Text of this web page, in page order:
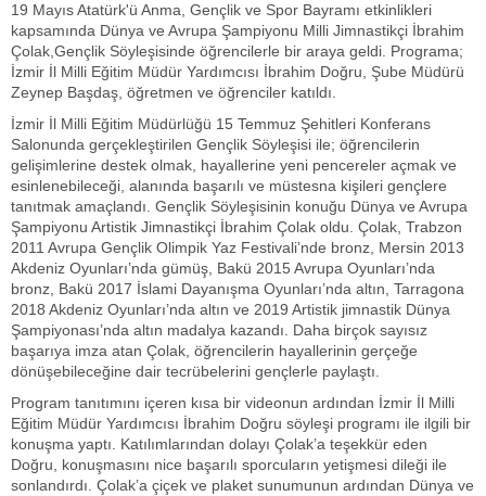
19 Mayıs Atatürk'ü Anma, Gençlik ve Spor Bayramı etkinlikleri
kapsamında Dünya ve Avrupa Şampiyonu Milli Jimnastikçi İbrahim
Çolak,Gençlik Söyleşisinde öğrencilerle bir araya geldi. Programa;
İzmir İl Milli Eğitim Müdür Yardımcısı İbrahim Doğru, Şube Müdürü
Zeynep Başdaş, öğretmen ve öğrenciler katıldı.
İzmir İl Milli Eğitim Müdürlüğü 15 Temmuz Şehitleri Konferans
Salonunda gerçekleştirilen Gençlik Söyleşisi ile; öğrencilerin
gelişimlerine destek olmak, hayallerine yeni pencereler açmak ve
esinlenebileceği, alanında başarılı ve müstesna kişileri gençlere
tanıtmak amaçlandı. Gençlik Söyleşisinin konuğu Dünya ve Avrupa
Şampiyonu Artistik Jimnastikçi İbrahim Çolak oldu. Çolak, Trabzon
2011 Avrupa Gençlik Olimpik Yaz Festivali’nde bronz, Mersin 2013
Akdeniz Oyunları’nda gümüş, Bakü 2015 Avrupa Oyunları’nda
bronz, Bakü 2017 İslami Dayanışma Oyunları’nda altın, Tarragona
2018 Akdeniz Oyunları’nda altın ve 2019 Artistik jimnastik Dünya
Şampiyonası’nda altın madalya kazandı. Daha birçok sayısız
başarıya imza atan Çolak, öğrencilerin hayallerinin gerçeğe
dönüşebileceğine dair tecrübelerini gençlerle paylaştı.
Program tanıtımını içeren kısa bir videonun ardından İzmir İl Milli
Eğitim Müdür Yardımcısı İbrahim Doğru söyleşi programı ile ilgili bir
konuşma yaptı. Katılımlarından dolayı Çolak’a teşekkür eden
Doğru, konuşmasını nice başarılı sporcuların yetişmesi dileği ile
sonlandırdı. Çolak’a çiçek ve plaket sunumunun ardından Dünya ve